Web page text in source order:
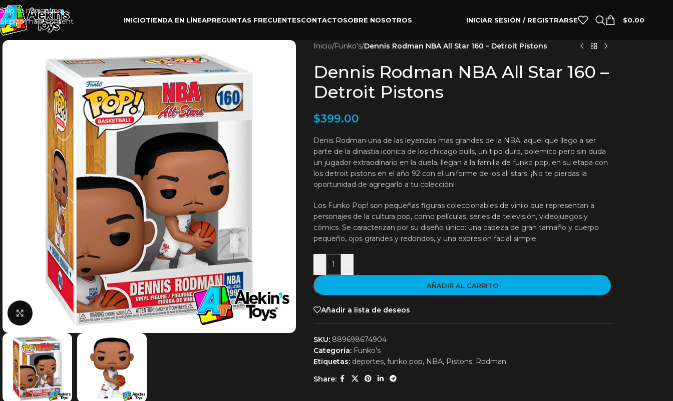
Skip to navigation
Skip to main content
INICIOTIENDA EN LÍNEAPREGUNTAS FRECUENTESCONTACTOSOBRE NOSOTROS INICIAR SESIÓN / REGISTRARSE $0.00
Clic para agrandar
Inicio/Funko's/Dennis Rodman NBA All Star 160 – Detroit Pistons
Dennis Rodman NBA All Star 160 –
Detroit Pistons
$399.00
Denis Rodman una de las leyendas mas grandes de la NBA, aquel que llego a ser
parte de la dinastia iconica de los chicago bulls, un tipo duro, polemico pero sin duda
un jugador extraodinario en la duela, llegan a la familia de funko pop, en su etapa con
los detroit pistons en el año 92 con el uniforme de los all stars. ¡No te pierdas la
oportunidad de agregarlo a tu colección!
Los Funko Pop! son pequeñas figuras coleccionables de vinilo que representan a
personajes de la cultura pop, como películas, series de televisión, videojuegos y
cómics. Se caracterizan por su diseño único: una cabeza de gran tamaño y cuerpo
pequeño, ojos grandes y redondos, y una expresión facial simple.
AÑADIR AL CARRITO
Añadir a lista de deseos
SKU: 889698674904
Categoría: Funko's
Etiquetas: deportes, funko pop, NBA, Pistons, Rodman
Share: